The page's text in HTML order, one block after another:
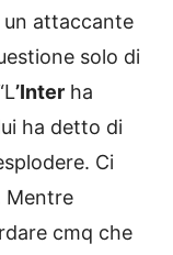
attaccante
solo di
’Inter ha
ha detto di
Ci
Mentre
cmq che